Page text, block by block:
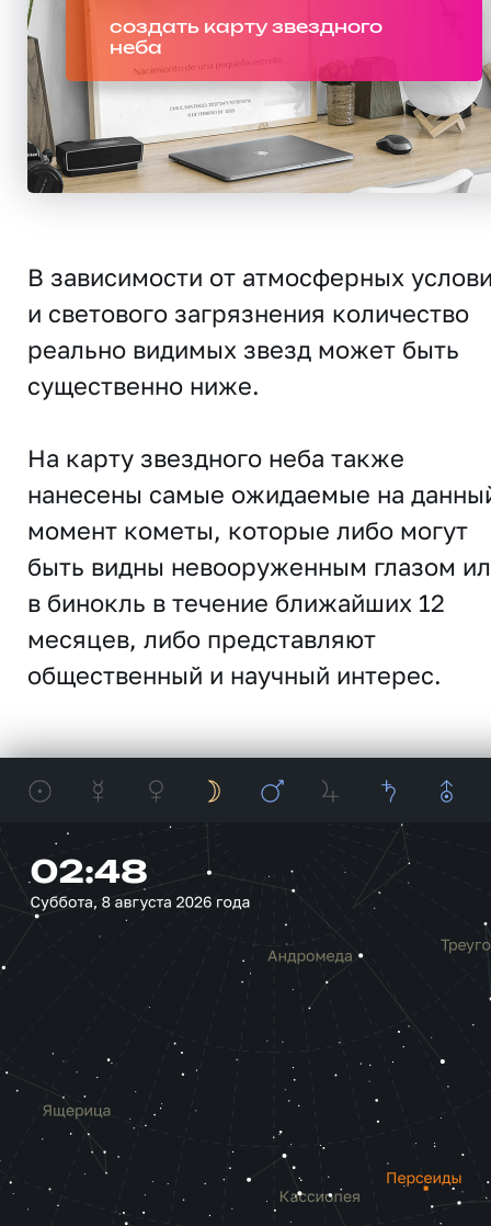
создать карту звездного
неба
В зависимости от атмосферных
и светового загрязнения количество
реально видимых звезд может быть
существенно ниже.
На карту звездного неба также
нанесены самые ожидаемые на
момент кометы, которые либо могут
быть видны невооруженным глазом
в бинокль в течение ближайших 12
месяцев, либо представляют
общественный и научный интерес.